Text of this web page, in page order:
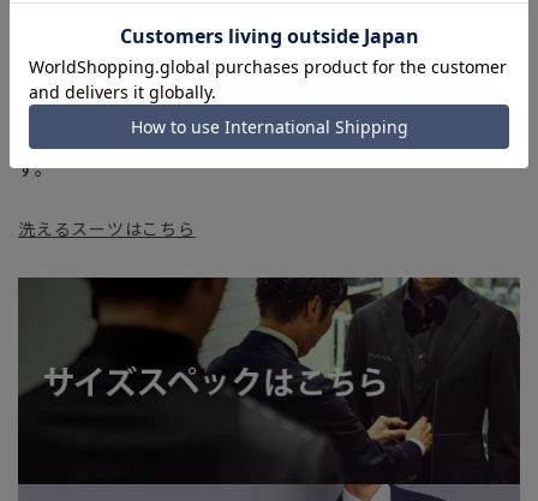
上、ご注文いただいたタイミングにより欠品が発生し、ご注文
を完了できない場合がございます。予めご了承ください。
■お急ぎ発送のご注文につきましても、ご注文のタイミングに
よってはお急ぎ発送サービスを選択できない場合がございま
す。
洗えるスーツはこちら